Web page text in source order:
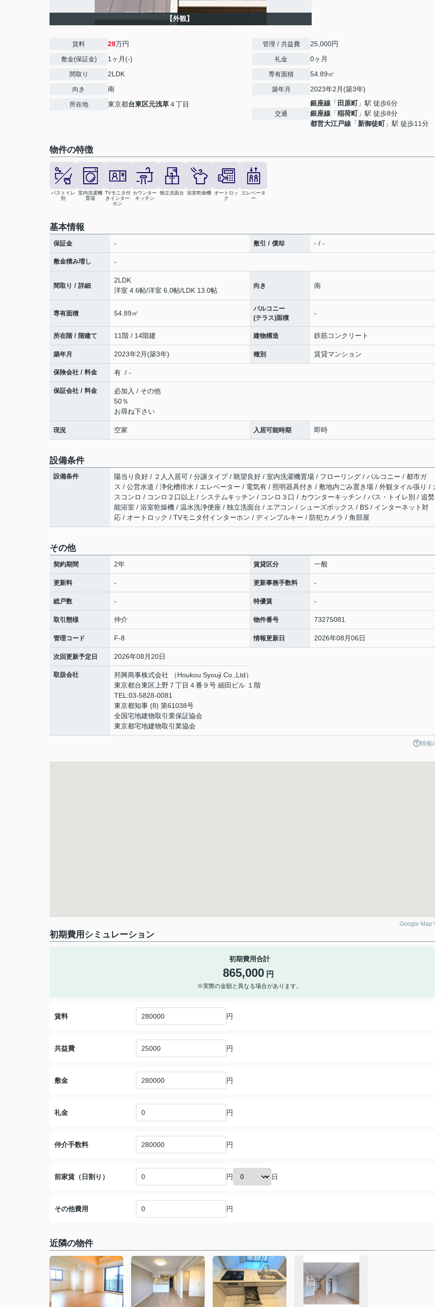
【外観】
賃料 28万円
敷金(保証金) 1ヶ月(-)
間取り 2LDK
向き 南
所在地 東京都台東区元浅草４丁目
管理 / 共益費 25,000円
礼金 0ヶ月
専有面積 54.89㎡
築年月 2023年2月(築3年)
交通
銀座線 「 田原町」駅 徒歩6分
銀座線 「稲荷町」駅 徒歩8分
都営大江戸線 「新御徒町」駅 徒歩11分
物件の特徴
バストイレ
別
室内洗濯機
置場
TVモニタ付
きインター
ホン
カウンター
キッチン
独立洗面台 浴室乾燥機
オートロッ
ク
エレベータ
ー
基本情報
保証金 - 敷引 / 償却 - / -
敷金積み増し -
間取り / 詳細
2LDK
洋室 4.6帖/洋室 6.0帖/LDK 13.0帖
向き 南
専有面積 54.89㎡
バルコニー
(テラス)面積
-
所在階 / 階建て 11階 / 14階建 建物構造 鉄筋コンクリート
築年月 2023年2月(築3年) 種別 賃貸マンション
保険会社 / 料金 有 / -
保証会社 / 料金
必加入 / その他
50％
お尋ね下さい
現況 空家 入居可能時期 即時
設備条件
設備条件
陽当り良好 / ２人入居可 / 分譲タイプ / 眺望良好 / 室内洗濯機置場 / フローリング / バルコニー / 都市ガ
ス / 公営水道 / 浄化槽排水 / エレベーター / 電気有 / 照明器具付き / 敷地内ごみ置き場 / 外観タイル張り /
スコンロ / コンロ２口以上 / システムキッチン / コンロ３口 / カウンターキッチン / バス・トイレ別 / 追
能浴室 / 浴室乾燥機 / 温水洗浄便座 / 独立洗面台 / エアコン / シューズボックス / BS / インターネット対
応 / オートロック / TVモニタ付インターホン / ディンプルキー / 防犯カメラ / 角部屋
その他
契約期間 2年 賃貸区分 一般
更新料 - 更新事務手数料 -
総戸数 - 特優賃 -
取引態様 仲介 物件番号 73275081
管理コード F-8 情報更新日 2026年08月06日
次回更新予定日 2026年08月20日
取扱会社
邦興商事株式会社 （Houkou Syouji Co.,Ltd）
東京都台東区上野７丁目４番９号 細田ビル １階
TEL:03-5828-0081
東京都知事 (8) 第61038号
全国宅地建物取引業保証協会
東京都宅地建物取引業協会
情報
Google Map
初期費用シミュレーション
初期費用合計
865,000 円
※実際の金額と異なる場合があります。
賃料 円
共益費 円
敷金 円
礼金 円
仲介手数料 円
前家賃（日割り） 円 日
その他費用 円
近隣の物件